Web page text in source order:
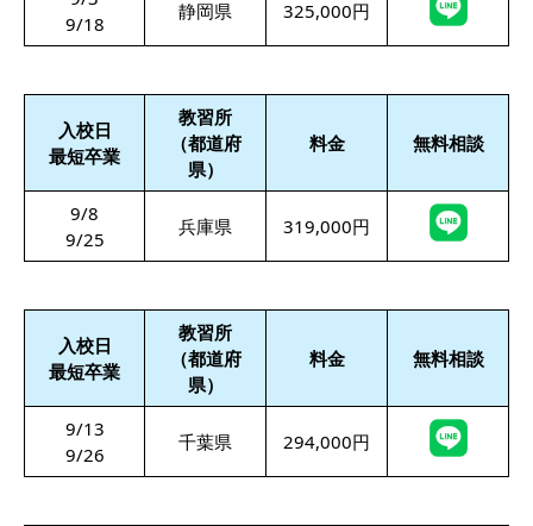
9/18
静岡県 325,000円
入校日
最短卒業
教習所
（都道府
県）
料金 無料相談
9/8
9/25
兵庫県 319,000円
入校日
最短卒業
教習所
（都道府
県）
料金 無料相談
9/13
9/26
千葉県 294,000円